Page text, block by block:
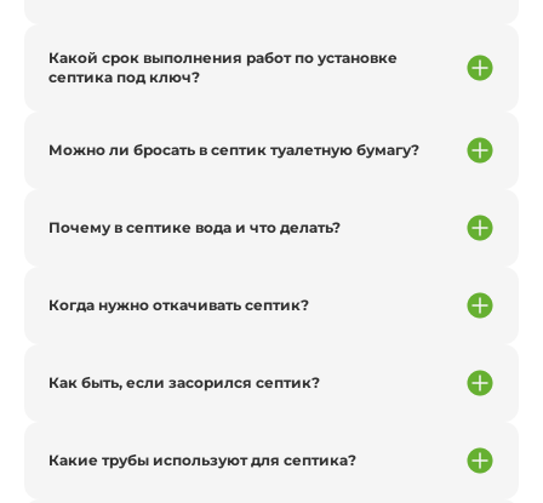
Какой срок выполнения работ по установке
септика под ключ?
Можно ли бросать в септик туалетную бумагу?
Почему в септике вода и что делать?
Когда нужно откачивать септик?
Как быть, если засорился септик?
Какие трубы используют для септика?